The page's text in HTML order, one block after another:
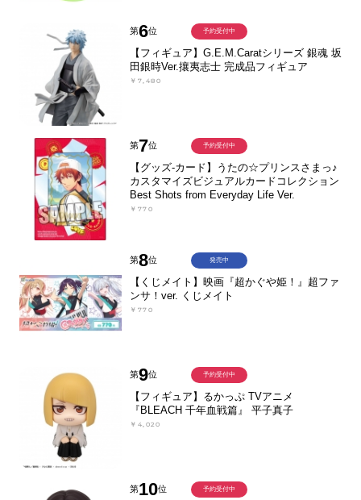
第6位
【フィギュア】G.E.M.Caratシリーズ 銀魂 坂
田銀時Ver.攘夷志士 完成品フィギュア
￥7,480
予約受付中
第7位
【グッズ-カード】うたの☆プリンスさまっ♪
カスタマイズビジュアルカードコレクション
Best Shots from Everyday Life Ver.
￥770
予約受付中
第8位
【くじメイト】映画『超かぐや姫！』超ファ
ンサ！ver. くじメイト
￥770
発売中
第9位
【フィギュア】るかっぷ TVアニメ
『BLEACH 千年血戦篇』 平子真子
￥4,020
予約受付中
第10位 予約受付中